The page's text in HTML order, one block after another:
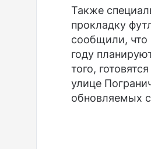
Также
прокладку
сообщили, что
году
того,
улице
обновляемых